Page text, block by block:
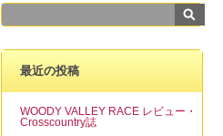
最近の投稿
WOODY VALLEY RACE レビュー・
Crosscountry誌